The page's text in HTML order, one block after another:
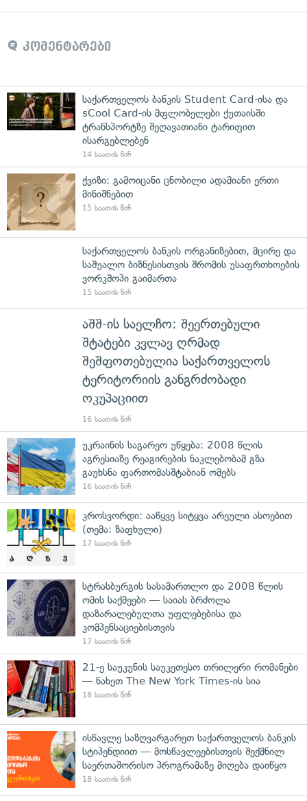
კომენტარები
საქართველოს ბანკის Student Card-ისა და
sCool Card-ის მფლობელები ქუთაისში
ტრანსპორტზე შეღავათიანი ტარიფით
ისარგებლებენ
14 საათის წინ
ქვიზი: გამოიცანი ცნობილი ადამიანი ერთი
მინიშნებით
15 საათის წინ
საქართველოს ბანკის ორგანიზებით, მცირე და
საშუალო ბიზნესისთვის შრომის უსაფრთხოების
ვორკშოპი გაიმართა
15 საათის წინ
აშშ-ის საელჩო: შეერთებული
შტატები კვლავ ღრმად
შეშფოთებულია საქართველოს
ტერიტორიის განგრძობადი
ოკუპაციით
16 საათის წინ
უკრაინის საგარეო უწყება: 2008 წლის
აგრესიაზე რეაგირების ნაკლებობამ გზა
გაუხსნა ფართომასშტაბიან ომებს
16 საათის წინ
კროსვორდი: ააწყვე სიტყვა არეული ასოებით
(თემა: ზაფხული)
17 საათის წინ
სტრასბურგის სასამართლო და 2008 წლის
ომის საქმეები — საიას ბრძოლა
დაზარალებულთა უფლებებისა და
კომპენსაციებისთვის
17 საათის წინ
21-ე საუკუნის საუკეთესო თრილერი რომანები
— ნახეთ The New York Times-ის სია
18 საათის წინ
ისწავლე საზღვარგარეთ საქართველოს ბანკის
სტიპენდიით — მოსწავლეებისთვის შექმნილ
საერთაშორისო პროგრამაზე მიღება დაიწყო
18 საათის წინ